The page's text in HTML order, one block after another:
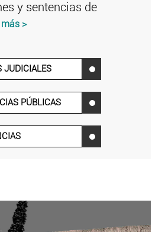
y sentencias de
más >
JUDICIALES ‌
PÚBLICAS ‌
‌